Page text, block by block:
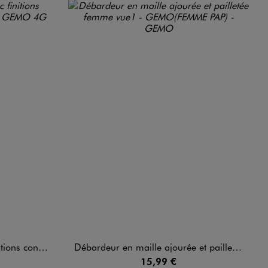
femme
Débardeur en maille ajourée et pailletée femme
15,99 €